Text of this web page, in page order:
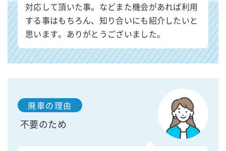
対応して頂いた事。などまた機会があれば利用
する事はもちろん、知り合いにも紹介したいと
思います。ありがとうございました。
廃車の理由
不要のため